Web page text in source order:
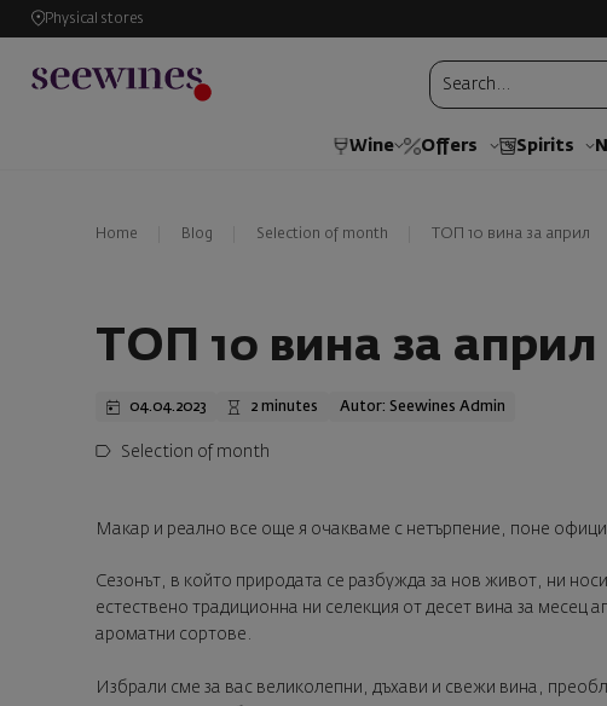
Physical stores
Wine Offers Spirits
Home Blog Selection of month ТОП 10 вина за април
ТОП 10 вина за април
04.04.2023 2 minutes Autor: Seewines Admin
Selection of month
Макар и реално все още я очакваме с нетърпение, поне
Сезонът, в който природата се разбужда за нов живот, ни
естествено традиционна ни селекция от десет вина за месец
ароматни сортове.
Избрали сме за вас великолепни, дъхави и свежи вина,